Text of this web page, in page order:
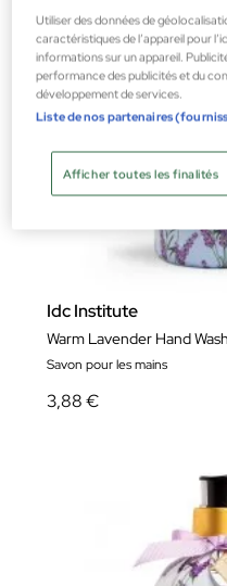
Idc Institute
Warm Lavender Hand
Savon pour les mains
3,88 €
Utiliser des données de
caractéristiques de l’appareil pour
informations sur un appareil.
performance des publicités et du
développement de services.
Liste de nos partenaires
Afficher toutes les finalités